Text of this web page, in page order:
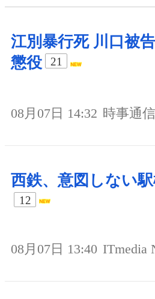
江別暴行死 川口被
懲役
21
08月07日 14:32 時事通
西鉄、意図しない
12
08月07日 13:40 ITmedia